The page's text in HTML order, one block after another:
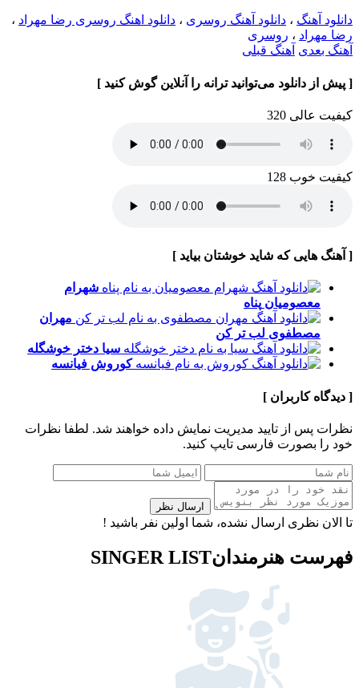
دانلود آهنگ ، دانلود آهنگ روسری ، دانلود اهنگ روسری رضا مهراد ،
رضا مهراد ، روسری
آهنگ بعدی آهنگ قبلی
[ پیش از دانلود می‌توانید ترانه را آنلاین گوش کنید ]
کیفیت عالی 320
کیفیت خوب 128
[ آهنگ هایی که شاید خوشتان بیاید ]
شهرام
معصومیان پناه
مهران
مصطفوی لب تر کن
سیا دختر خوشگله
کوروش فیانسه
[ دیدگاه کاربران ]
نظرات پس از تایید مدیریت نمایش داده خواهند شد. لطفا نظرات
خود را بصورت فارسی تایپ کنید.
ارسال نظر
تا الان نظری ارسال نشده، شما اولین نفر باشید !
فهرست هنرمندانSINGER LIST